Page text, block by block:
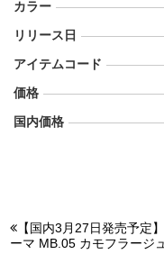
カラー
リリース日
アイテムコード
価格
国内価格
【国内3月27日発売予定
ーマ MB.05 カモフラージュ